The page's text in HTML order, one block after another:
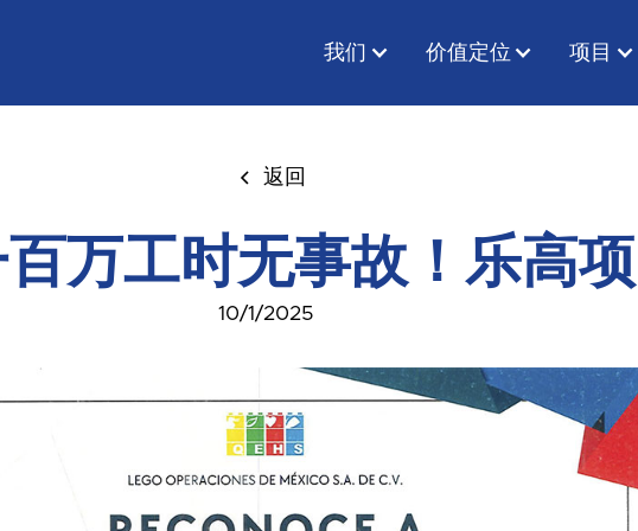
我们 价值定位 项目
返回
万工时无事故！乐高项
10/1/2025